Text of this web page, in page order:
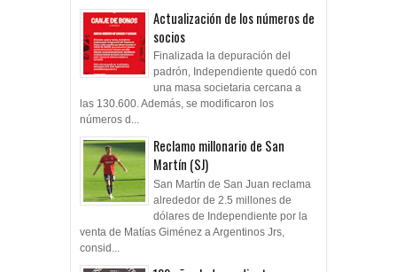
Actualización de los números de
socios
Finalizada la depuración del
padrón, Independiente quedó con
una masa societaria cercana a
las 130.600. Además, se modificaron los
números d...
Reclamo millonario de San
Martín (SJ)
San Martín de San Juan reclama
alrededor de 2.5 millones de
dólares de Independiente por la
venta de Matías Giménez a Argentinos Jrs,
consid...